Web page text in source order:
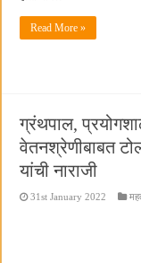
Read More »
ग्रंथपाल,
वेतनश्रेणीबाबत
यांची नाराजी
31st January 2022